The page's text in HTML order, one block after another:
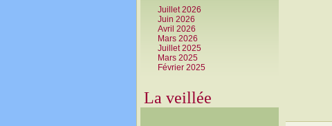
Juillet 2026
Juin 2026
Avril 2026
Mars 2026
Juillet 2025
Mars 2025
Février 2025
La veillée